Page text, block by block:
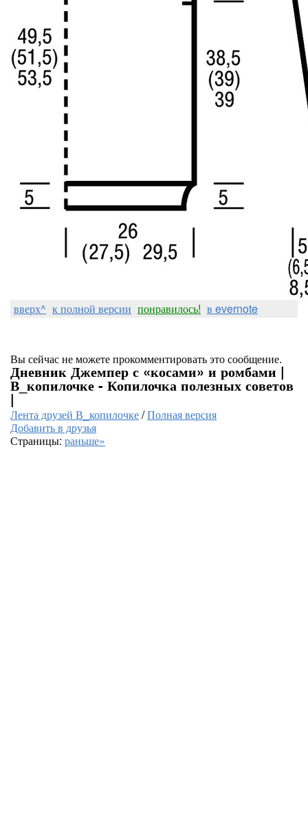
вверх^ к полной версии понравилось! в evernote
Вы сейчас не можете прокомментировать это сообщение.
Дневник Джемпер с «косами» и ромбами |
В_копилочке - Копилочка полезных советов
|
Лента друзей В_копилочке/Полная версия
Добавить в друзья
Страницы: раньше»